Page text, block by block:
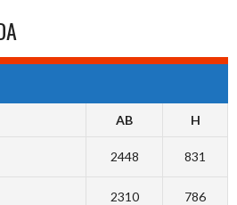
AB H
2448 831
2310 786